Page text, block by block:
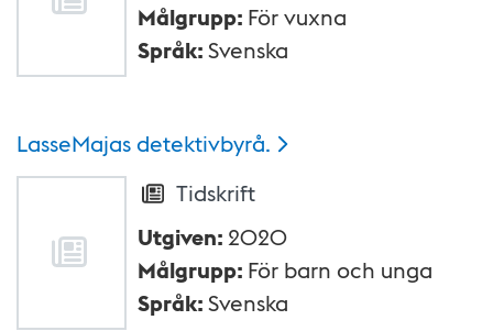
Målgrupp: För vuxna
Språk:Svenska
LasseMajasdetektivbyrå.
Tidskrift
Utgiven: 2020
Målgrupp: För barn och unga
Språk:Svenska